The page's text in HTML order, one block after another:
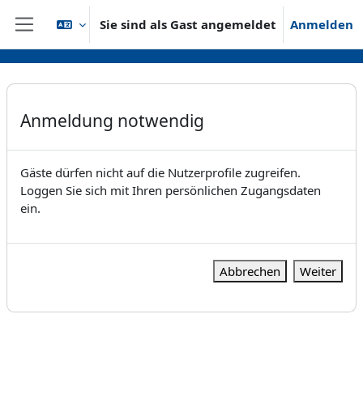
Zum Hauptinhalt
Website-Übersicht
Sie sind als Gast angemeldet Anmelden
Anmeldung notwendig
Gäste dürfen nicht auf die Nutzerprofile zugreifen.
Loggen Sie sich mit Ihren persönlichen Zugangsdaten
ein.
Abbrechen Weiter